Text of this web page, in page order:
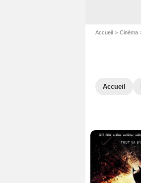
Accueil Cinéma
Accueil